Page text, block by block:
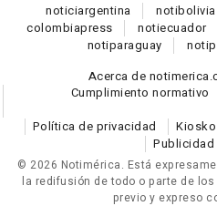
noticiargentina notibolivia
colombiapress notiecuador
notiparaguay noti
Acerca de
Cumplimiento normativo
Política de privacidad
Publicidad
© 2026 Notimérica. Está
la redifusión de todo o parte de
previo y expreso